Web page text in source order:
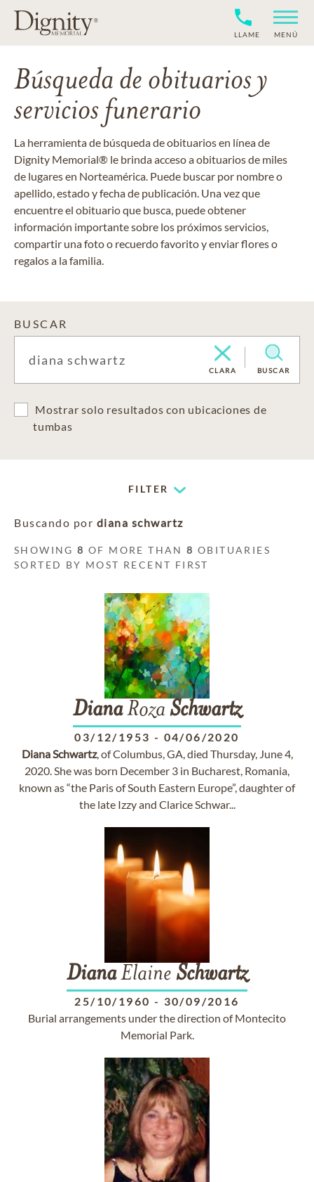
LLAME MENÚ
Búsqueda de obituarios y
servicios funerario
La herramienta de búsqueda de obituarios en línea de
Dignity Memorial® le brinda acceso a obituarios de miles
de lugares en Norteamérica. Puede buscar por nombre o
apellido, estado y fecha de publicación. Una vez que
encuentre el obituario que busca, puede obtener
información importante sobre los próximos servicios,
compartir una foto o recuerdo favorito y enviar flores o
regalos a la familia.
BUSCAR
CLARA BUSCAR
Mostrar solo resultados con ubicaciones de
tumbas
FILTER
Buscando por diana schwartz
SHOWING8 OF MORE THAN8 OBITUARIES
SORTED BY MOST RECENT FIRST
DianaRoza Schwartz
03/12/1953 - 04/06/2020
DianaSchwartz, of Columbus, GA, died Thursday, June 4,
2020. She was born December 3 in Bucharest, Romania,
known as “the Paris of South Eastern Europe”, daughter of
the late Izzy and Clarice Schwar...
DianaElaine Schwartz
25/10/1960 - 30/09/2016
Burial arrangements under the direction of Montecito
Memorial Park.